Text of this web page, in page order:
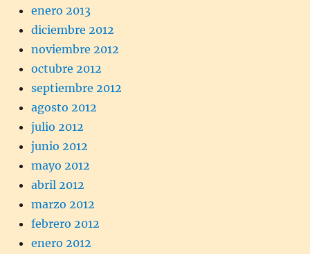
enero 2013
diciembre 2012
noviembre 2012
octubre 2012
septiembre 2012
agosto 2012
julio 2012
junio 2012
mayo 2012
abril 2012
marzo 2012
febrero 2012
enero 2012